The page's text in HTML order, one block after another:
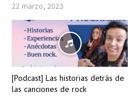
22 marzo, 2023
[Podcast] Las historias detrás de
las canciones de rock